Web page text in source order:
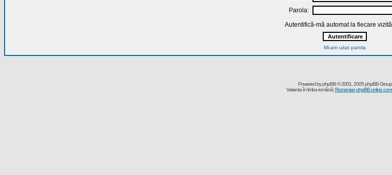
Parola:
Autentifică-mă automat la fiecare
Mi-am uitat parola
Powered byphpBB© 2001, 2005 phpBB Group
Varianta în limba română:Romanian phpBB online